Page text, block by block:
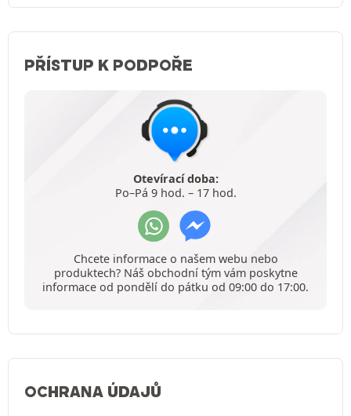
PŘÍSTUP K PODPOŘE
Otevírací doba:
Po–Pá 9 hod. – 17 hod.
Chcete informace o našem webu nebo
produktech? Náš obchodní tým vám poskytne
informace od pondělí do pátku od 09:00 do 17:00.
OCHRANA ÚDAJŮ